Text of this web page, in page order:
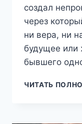
создал
через
ни вера, ни
будущее или
бывшего
ЧИТАТЬ